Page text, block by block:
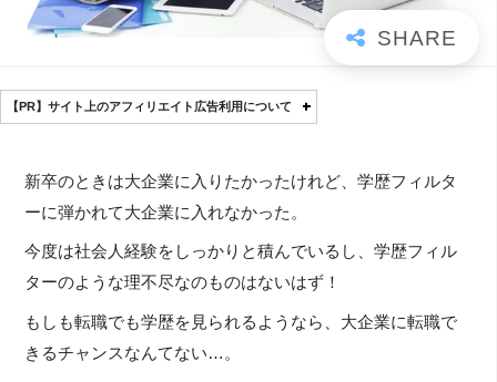
【PR】サイト上のアフィリエイト広告利用について
新卒のときは大企業に入りたかったけれど、学歴フィルタ
ーに弾かれて大企業に入れなかった。
今度は社会人経験をしっかりと積んでいるし、学歴フィル
ターのような理不尽なのものはないはず！
もしも転職でも学歴を見られるようなら、大企業に転職で
きるチャンスなんてない…。